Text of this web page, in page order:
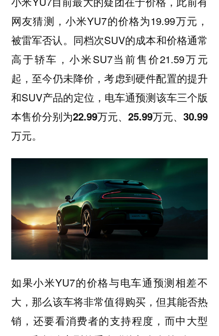
网友猜测，小米YU7的价格为19.99万元，
被雷军否认。同档次SUV的成本和价格通常
高于轿车，小米SU7当前售价21.59万元
起，至今仍未降价，考虑到硬件配置的提升
和SUV产品的定位， 电车通预测该车三个版
本售价分别为22.99万元、25.99万元、30.99
万元。
如果小米YU7的价格与电车通预测相差不
大，那么该车将非常值得购买，但其能否热
销，还要看消费者的支持程度，而中大型